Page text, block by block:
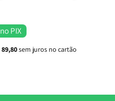
PIX
89,80sem juros no cartão